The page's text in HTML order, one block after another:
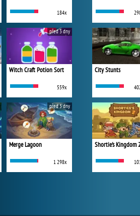
184x
Witch Craft Potion Sort
559x
před 3 dny
Merge Lagoon
1 298x
před 5 dny
City Stunts
Shortie's Kingdom